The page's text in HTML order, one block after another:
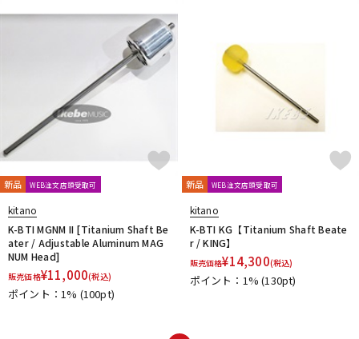
DTM オンライン納品
配信/ライブ機器 楽器アクセサリ
ヴィンテージ
新品 WEB注文店頭受取可
kitano
K-BTI MGNM II [Titanium Shaft Be
ater / Adjustable Aluminum MAG
NUM Head]
販売価格¥11,000(税込)
ポイント：1% (100pt)
新品 WEB注文店頭受取可
kitano
K-BTI KG【Titanium Shaft Beate
r / KING】
販売価格¥14,300(税込)
ポイント：1%(130pt)